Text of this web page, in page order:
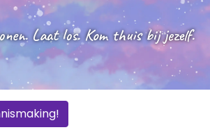
Laat los. Kom thuis bij jezelf.